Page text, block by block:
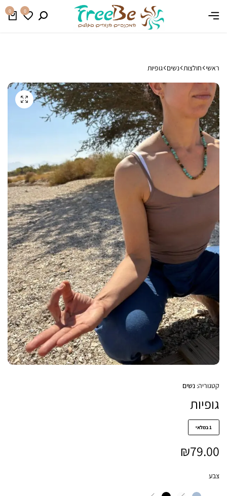
משלוח חינם בהזמנה מעל 399 ₪ קנו עכשיו 0
0
ראשי חולצות נשים גופיות
קטגוריה: נשים
גופיות
1 במלאי
₪79.00
צבע